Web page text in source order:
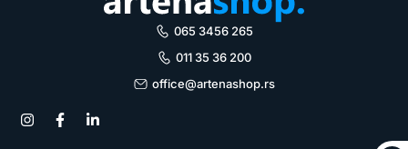
065 3456 265
011 35 36 200
office@artenashop.rs